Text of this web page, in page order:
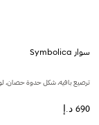
سوار Symbolica